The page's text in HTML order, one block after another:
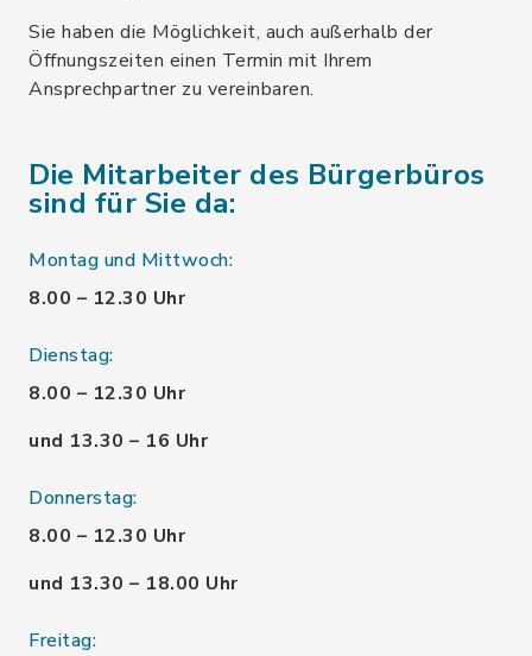
Sie haben die Möglichkeit, auch außerhalb der
Öffnungszeiten einen Termin mit Ihrem
Ansprechpartner zu vereinbaren.
Die Mitarbeiter des Bürgerbüros
sind für Sie da:
Montag und Mittwoch:
8.00 – 12.30 Uhr
Dienstag:
8.00 – 12.30 Uhr
und 13.30 – 16 Uhr
Donnerstag:
8.00 – 12.30 Uhr
und 13.30 – 18.00 Uhr
Freitag: